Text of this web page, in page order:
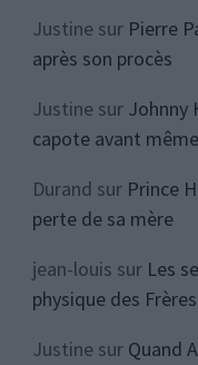
Justinesur Pierre
après son procès
Justinesur Johnny
capote avant
Durand sur Prince
perte de sa mère
jean-louis sur Les
physique des
Justinesur Quand